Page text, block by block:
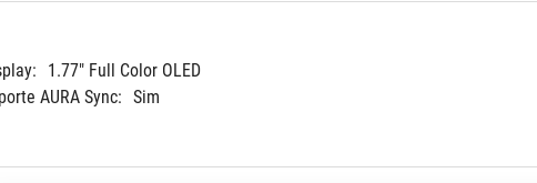
1.77" Full Color OLED
AURA Sync: Sim